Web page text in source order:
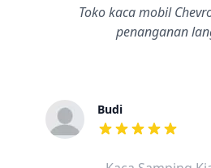
Toko kaca mobil
penanganan
Budi
dari ulasan